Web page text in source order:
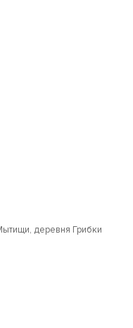
деревня Грибки